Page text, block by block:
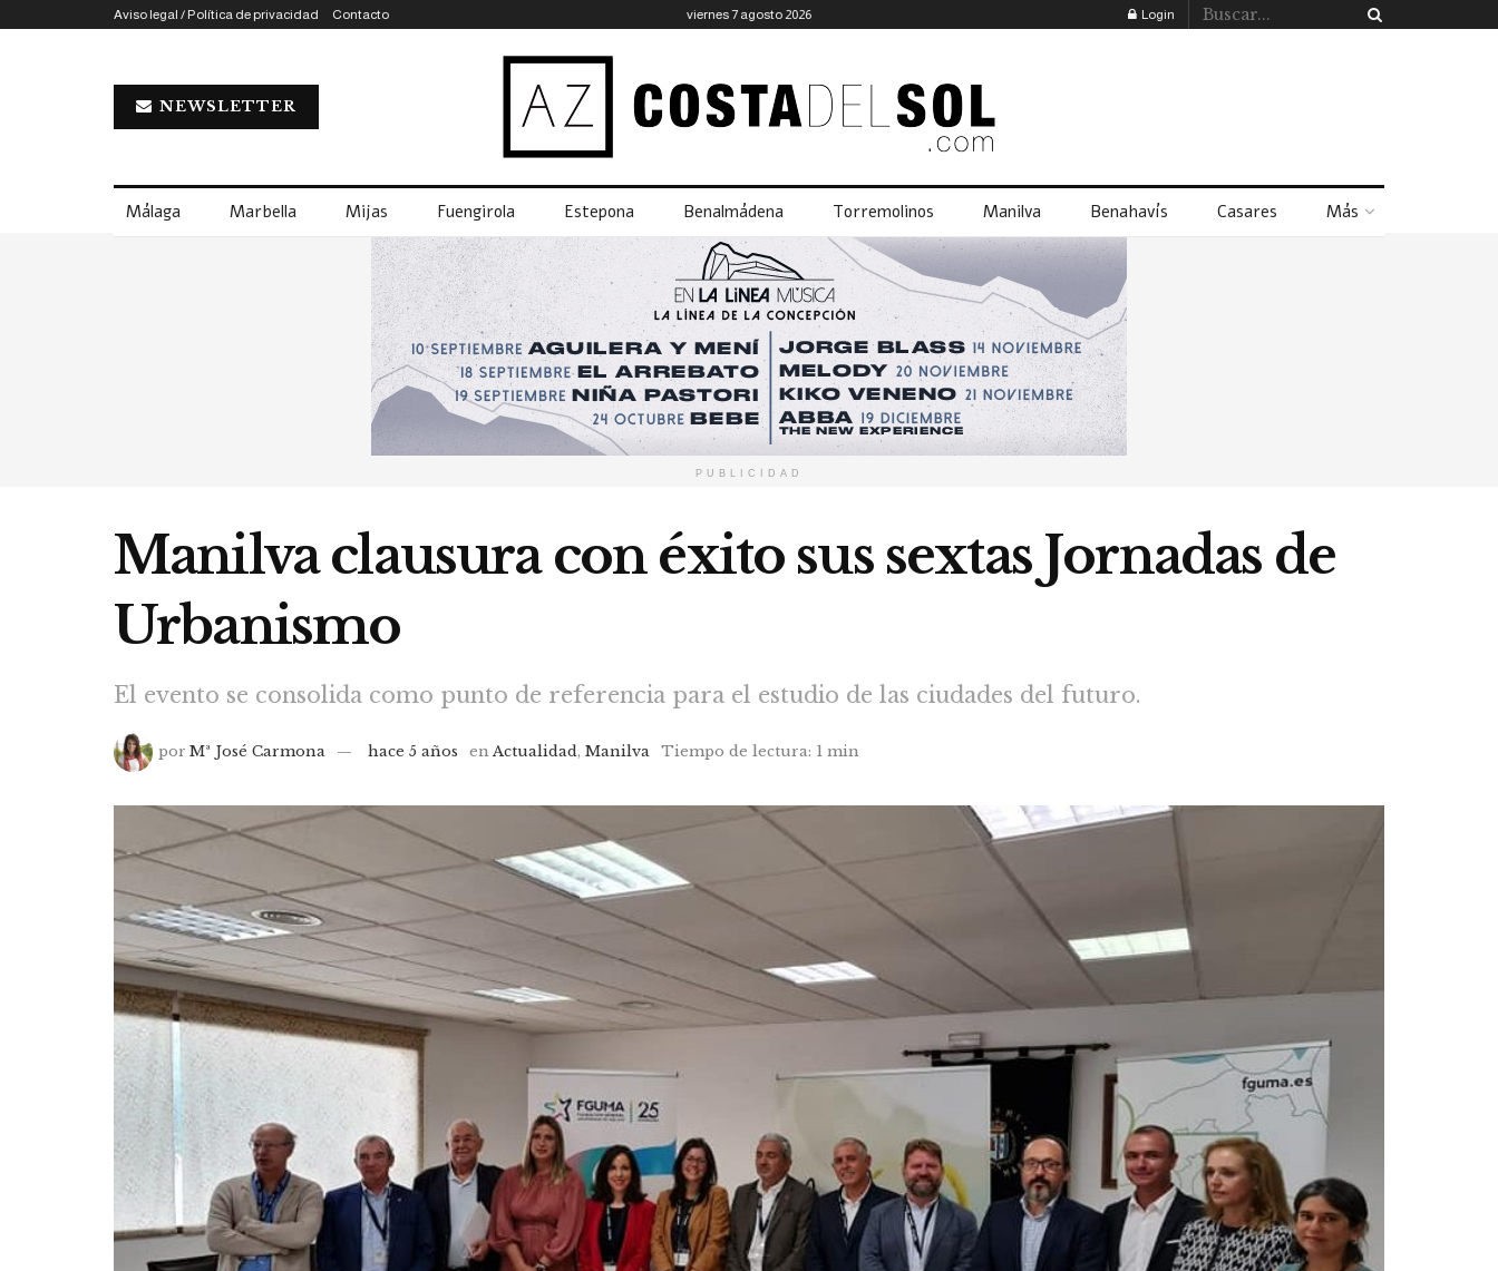
Aviso legal / Política de privacidad Contacto viernes 7 agosto 2026 Login
NEWSLETTER
Málaga Marbella Mijas Fuengirola Estepona Benalmádena Torremolinos Manilva Benahavís Casares Más
PUBLICIDAD
Manilva clausura con éxito sus sextas Jornadas de
Urbanismo
El evento se consolida como punto de referencia para el estudio de las ciudades del futuro.
por Mª José Carmona hace 5 años en Actualidad,Manilva Tiempo de lectura: 1 min